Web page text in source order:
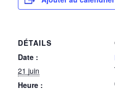
DÉTAILS
Date :
21 juin
Heure :